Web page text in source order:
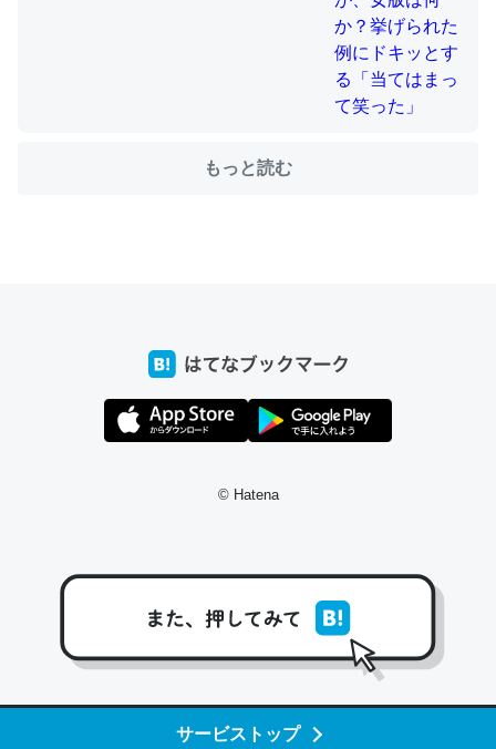
サービストップ
ウチもEchoを実家に置いて４年。でたまに覗いてる。ぼ
ちぼちRingも置こうかと画策中。あと、Googleマップで
これ見て生きてるなって分かる。
ちょうど同じ理由でEcho Show 8を設定中でした。Prime
とかSpotifyを支払う孝行もできる。一生で親と会える残
り時間を日数にすると1週間とかの人が多いそうだけど、
それを実質100倍以上に伸ばす効果があるはず……
私も3年前ぐらいに祖母の家に設置した。ポケットWifiみ
たいなのでネット環境作ったけどAlexaしか使わないので
https://toyoshi.hatenablog.com/entry/2019/05/15/1805
もっと読む
© Hatena